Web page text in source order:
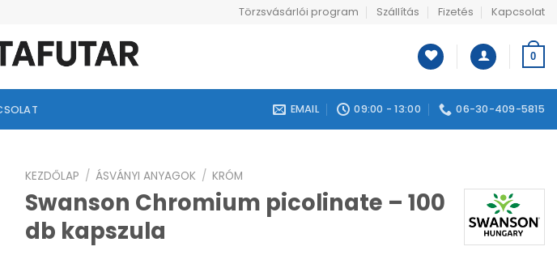
Törzsvásárlói program Szállítás Fizetés Kapcsolat
0
EMAIL 09:00 - 13:00 06-30-409-5815
KEZDŐLAP / ÁSVÁNYI ANYAGOK / KRÓM
Swanson Chromium picolinate – 100
db kapszula